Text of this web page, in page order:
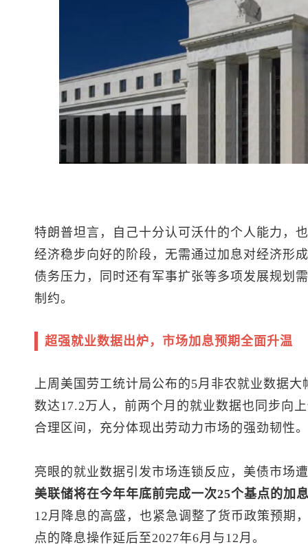
特朗普坦言，自己十分认可沃什的个人能力，
经济稳步向好的阶段，无需通过加息对经济形
债务压力，同时还有军事扩张等多项发展规划
制约。
超强就业数据出炉，市场加息预期全面升温
上周美国劳工统计局公布的5月非农就业数据
数达17.2万人，前两个月的就业数据也同步向
合理区间，充分体现出劳动力市场的强劲韧性。
亮眼的就业数据引发市场连锁反应，美债市场
美联储将在今年年底前完成一次25个基点的加
12月降息的高盛，也紧急调整了货币政策预期
点的降息操作延后至2027年6月与12月。